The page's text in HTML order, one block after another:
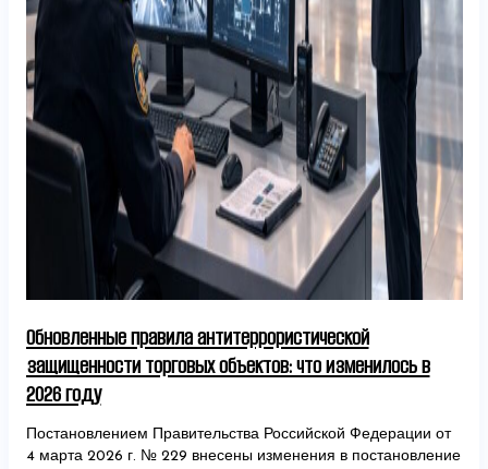
Обновленные правила антитеррористической
защищенности торговых объектов: что изменилось в
2026 году
Постановлением Правительства Российской Федерации от
4 марта 2026 г. № 229 внесены изменения в постановление